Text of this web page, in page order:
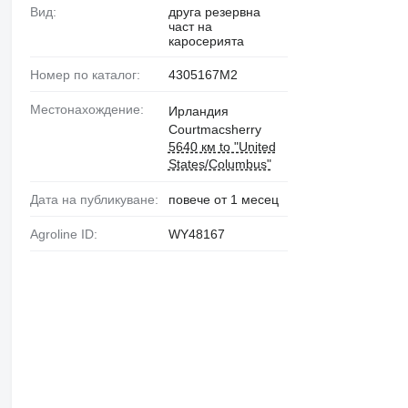
Вид:
друга резервна
част на
каросерията
Номер по каталог: 4305167M2
Местонахождение:
Ирландия
Courtmacsherry
5640 км to "United
States/Columbus"
Дата на публикуване: повече от 1 месец
Agroline ID: WY48167